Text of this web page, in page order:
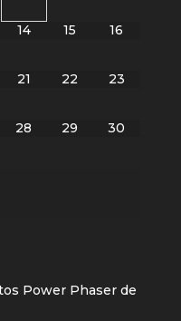
14 15 16
21 22 23
28 29 30
Power Phaser de